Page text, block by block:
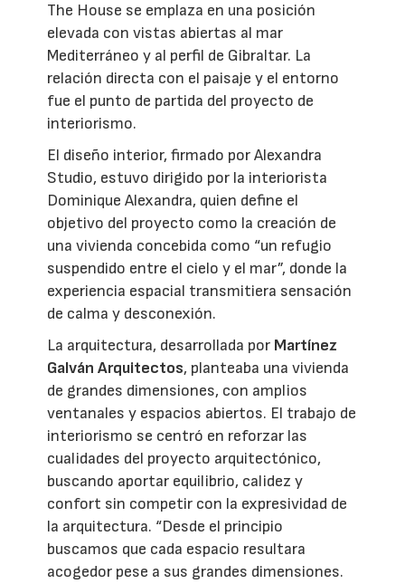
The House se emplaza en una posición
elevada con vistas abiertas al mar
Mediterráneo y al perfil de Gibraltar. La
relación directa con el paisaje y el entorno
fue el punto de partida del proyecto de
interiorismo.
El diseño interior, firmado por Alexandra
Studio, estuvo dirigido por la interiorista
Dominique Alexandra, quien define el
objetivo del proyecto como la creación de
una vivienda concebida como “un refugio
suspendido entre el cielo y el mar”, donde la
experiencia espacial transmitiera sensación
de calma y desconexión.
La arquitectura, desarrollada por Martínez
Galván Arquitectos, planteaba una vivienda
de grandes dimensiones, con amplios
ventanales y espacios abiertos. El trabajo de
interiorismo se centró en reforzar las
cualidades del proyecto arquitectónico,
buscando aportar equilibrio, calidez y
confort sin competir con la expresividad de
la arquitectura. “Desde el principio
buscamos que cada espacio resultara
acogedor pese a sus grandes dimensiones.